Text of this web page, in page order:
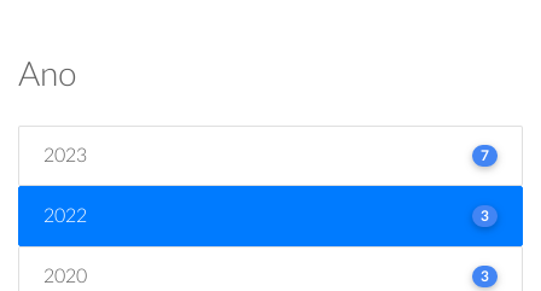
Ano
2023 7
2022 3
2020 3